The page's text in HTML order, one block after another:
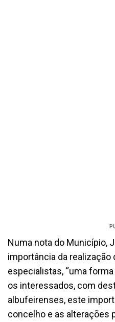
Numa nota do Município,
importância da
especialistas, “uma
os interessados, com
albufeirenses, este
concelho e as alterações